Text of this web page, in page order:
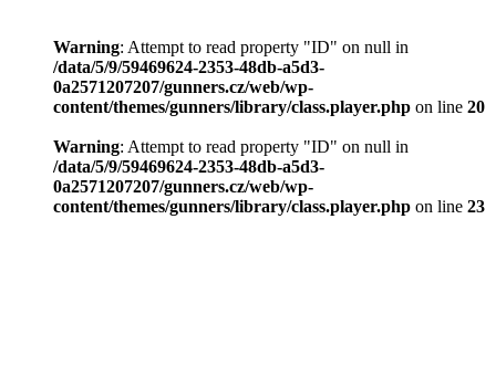
Warning: Attempt to read property "ID" on null in
/data/5/9/59469624-2353-48db-a5d3-
0a2571207207/gunners.cz/web/wp-
content/themes/gunners/library/class.player.php on line 20
Warning: Attempt to read property "ID" on null in
/data/5/9/59469624-2353-48db-a5d3-
0a2571207207/gunners.cz/web/wp-
content/themes/gunners/library/class.player.php on line 23